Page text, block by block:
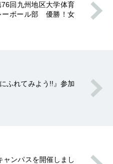
76回九州地区大学体育
ーボール部 優勝！女
ふれてみよう!!』参加
ャンパスを開催しまし